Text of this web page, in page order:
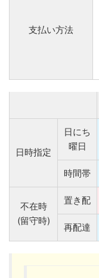
支払い方法
日時指定
日にち
曜日
時間帯
不在時
(留守時)
置き配
再配達